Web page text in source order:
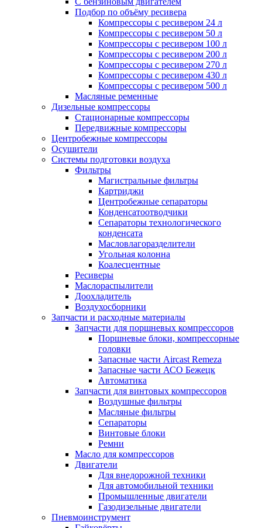
Подбор по объёму ресивера
Компрессоры с ресивером 24 л
Компрессоры с ресивером 50 л
Компрессоры с ресивером 100 л
Компрессоры с ресивером 200 л
Компрессоры с ресивером 270 л
Компрессоры с ресивером 430 л
Компрессоры с ресивером 500 л
Масляные ременные
Дизельные компрессоры
Стационарные компрессоры
Передвижные компрессоры
Центробежные компрессоры
Осушители
Системы подготовки воздуха
Фильтры
Магистральные фильтры
Картриджи
Центробежные сепараторы
Конденсатоотводчики
Сепараторы технологического
конденсата
Масловлагоразделители
Угольная колонна
Коалесцентные
Ресиверы
Маслораспылители
Доохладитель
Воздухосборники
Запчасти и расходные материалы
Запчасти для поршневых компрессоров
Поршневые блоки, компрессорные
головки
Запасные части Aircast Remeza
Запасные части АСО Бежецк
Автоматика
Запчасти для винтовых компрессоров
Воздушные фильтры
Масляные фильтры
Сепараторы
Винтовые блоки
Ремни
Масло для компрессоров
Двигатели
Для внедорожной техники
Для автомобильной техники
Промышленные двигатели
Газодизельные двигатели
Пневмоинструмент